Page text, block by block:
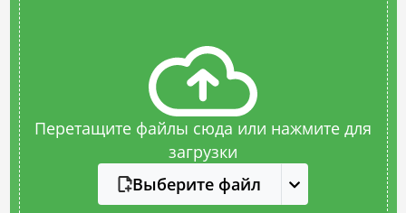
Перетащите файлы сюда или нажмите для
загрузки
Выберите файл